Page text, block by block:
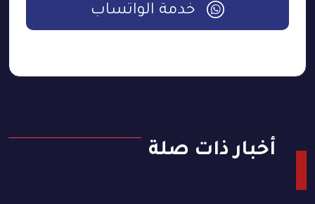
خدمة الواتساب
أخبار ذات صلة